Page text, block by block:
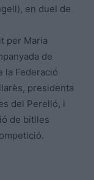
en duel de
per Maria
de
la Federació
presidenta
del Perelló, i
de bitlles